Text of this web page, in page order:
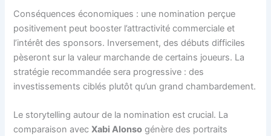
Conséquences économiques : une nomination perçue
positivement peut booster l’attractivité commerciale et
l’intérêt des sponsors. Inversement, des débuts difficiles
pèseront sur la valeur marchande de certains joueurs. La
stratégie recommandée sera progressive : des
investissements ciblés plutôt qu’un grand chambardement.
Le storytelling autour de la nomination est crucial. La
comparaison avecXabi Alonso génère des portraits